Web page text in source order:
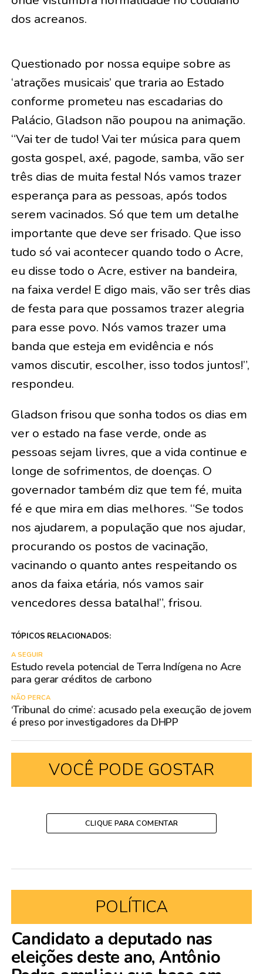
dos acreanos.
Questionado por nossa equipe sobre as
‘atrações musicais’ que traria ao Estado
conforme prometeu nas escadarias do
Palácio, Gladson não poupou na animação.
“Vai ter de tudo! Vai ter música para quem
gosta gospel, axé, pagode, samba, vão ser
três dias de muita festa! Nós vamos trazer
esperança para as pessoas, após todos
serem vacinados. Só que tem um detalhe
importante que deve ser frisado. Que isso
tudo só vai acontecer quando todo o Acre,
eu disse todo o Acre, estiver na bandeira,
na faixa verde! E digo mais, vão ser três dias
de festa para que possamos trazer alegria
para esse povo. Nós vamos trazer uma
banda que esteja em evidência e nós
vamos discutir, escolher, isso todos juntos!”,
respondeu.
Gladson frisou que sonha todos os dias em
ver o estado na fase verde, onde as
pessoas sejam livres, que a vida continue e
longe de sofrimentos, de doenças. O
governador também diz que tem fé, muita
fé e que mira em dias melhores. “Se todos
nos ajudarem, a população que nos ajudar,
procurando os postos de vacinação,
vacinando o quanto antes respeitando os
anos da faixa etária, nós vamos sair
vencedores dessa batalha!”, frisou.
TÓPICOS RELACIONADOS:
A SEGUIR
Estudo revela potencial de Terra Indígena no Acre
para gerar créditos de carbono
NÃO PERCA
‘Tribunal do crime’: acusado pela execução de jovem
é preso por investigadores da DHPP
VOCÊ PODE GOSTAR
CLIQUE PARA COMENTAR
POLÍTICA
Candidato a deputado nas
eleições deste ano, Antônio